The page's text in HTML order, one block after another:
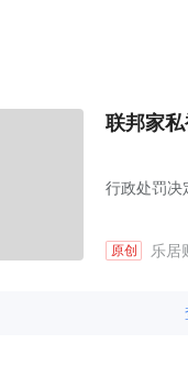
联邦家
行政处罚决
原创 乐居